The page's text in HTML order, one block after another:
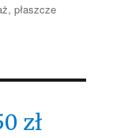
,płaszcze
zł